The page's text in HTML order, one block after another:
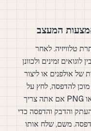
טלוויזיה. לאחר
זמינים ולכוונן
אולפנים או ליצור
להדפסה, לחץ על
הורדה ובחר PDF לתוצאות מיטביות, או PNG אם אתה צריך
והדבק והדפסה כדי
משם, שלח אותו